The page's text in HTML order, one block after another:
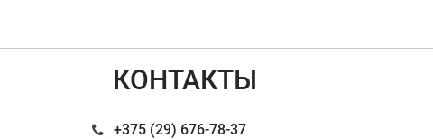
КОНТАКТЫ
+375 (29) 676-78-37